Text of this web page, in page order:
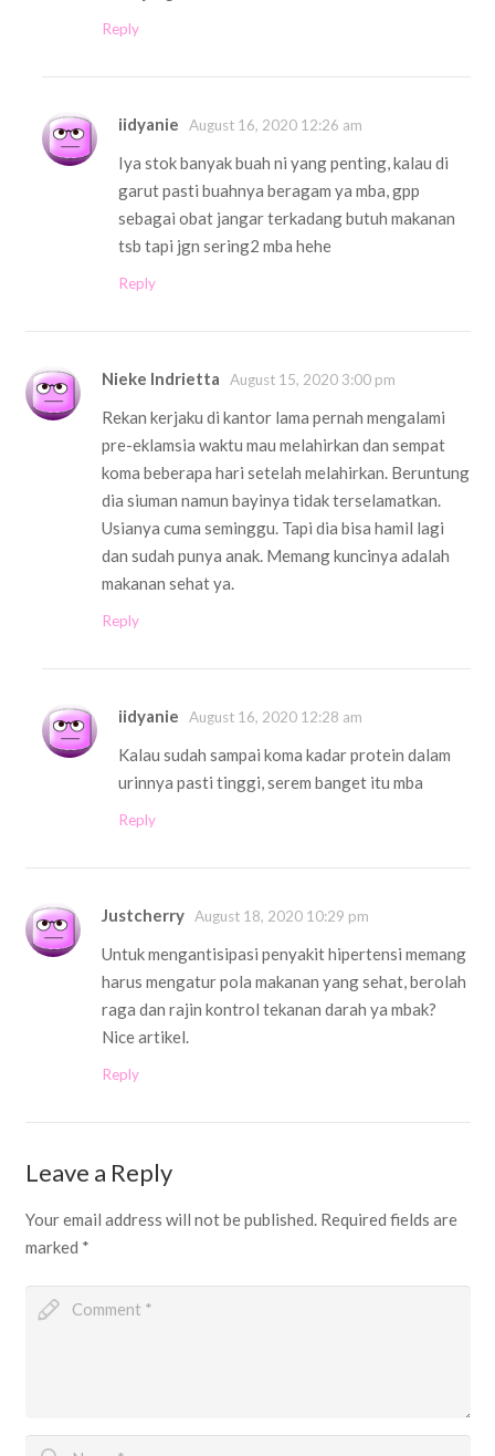
Reply
iidyanie August 16, 2020 12:26 am
Iya stok banyak buah ni yang penting, kalau di
garut pasti buahnya beragam ya mba, gpp
sebagai obat jangar terkadang butuh makanan
tsb tapi jgn sering2 mba hehe
Reply
Nieke Indrietta August 15, 2020 3:00 pm
Rekan kerjaku di kantor lama pernah mengalami
pre-eklamsia waktu mau melahirkan dan sempat
koma beberapa hari setelah melahirkan. Beruntung
dia siuman namun bayinya tidak terselamatkan.
Usianya cuma seminggu. Tapi dia bisa hamil lagi
dan sudah punya anak. Memang kuncinya adalah
makanan sehat ya.
Reply
iidyanie August 16, 2020 12:28 am
Kalau sudah sampai koma kadar protein dalam
urinnya pasti tinggi, serem banget itu mba
Reply
Justcherry August 18, 2020 10:29 pm
Untuk mengantisipasi penyakit hipertensi memang
harus mengatur pola makanan yang sehat, berolah
raga dan rajin kontrol tekanan darah ya mbak?
Nice artikel.
Reply
Leave a Reply
Your email address will not be published. Required fields are
marked *